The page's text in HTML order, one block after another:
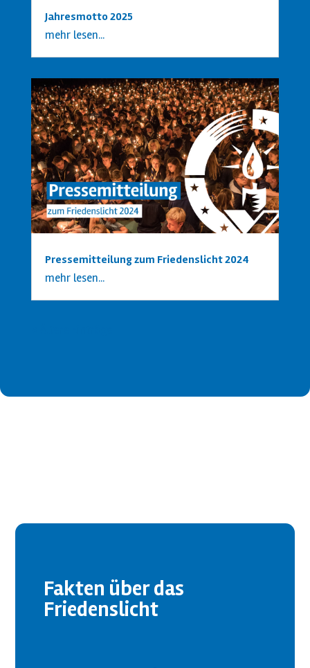
Jahresmotto 2025
mehr lesen...
Pressemitteilung zum Friedenslicht 2024
mehr lesen...
Fakten über das
Friedenslicht